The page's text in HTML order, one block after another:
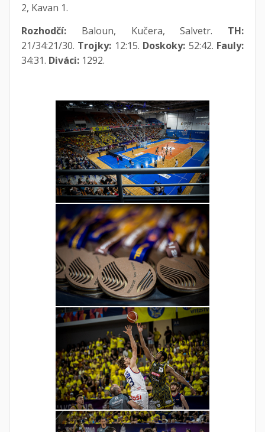
2, Kavan 1.
Rozhodčí:Baloun, Kučera, Salvetr. TH:
21/34:21/30. Trojky: 12:15. Doskoky: 52:42. Fauly:
34:31. Diváci:1292.